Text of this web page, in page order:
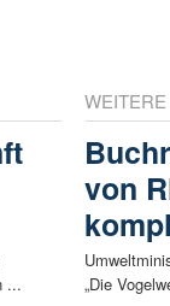
...
von
„Die